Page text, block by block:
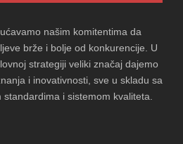
našim komitentima da
brže i bolje od konkurencije. U
strategiji veliki značaj dajemo
i inovativnosti, sve u skladu sa
i sistemom kvaliteta.